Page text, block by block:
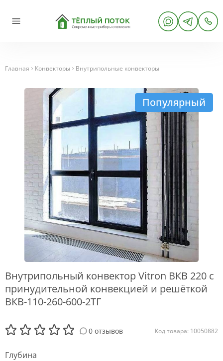
Главная Конвекторы Внутрипольные конвекторы
Популярный
Внутрипольный конвектор Vitron ВКВ 220 с
принудительной конвекцией и решёткой
ВКВ-110-260-600-2ТГ
0 отзывов Код товара: 10050882
Глубина